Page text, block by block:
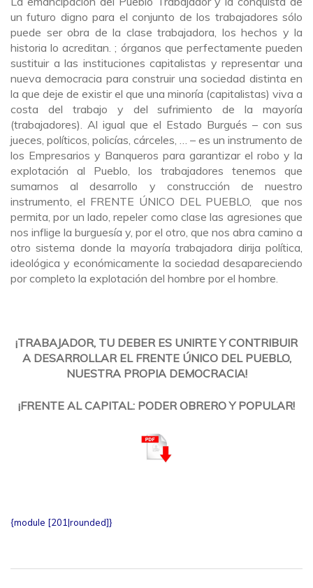
un futuro digno para el conjunto de los trabajadores sólo
puede ser obra de la clase trabajadora, los hechos y la
historia lo acreditan. ; órganos que perfectamente pueden
sustituir a las instituciones capitalistas y representar una
nueva democracia para construir una sociedad distinta en
la que deje de existir el que una minoría (capitalistas) viva a
costa del trabajo y del sufrimiento de la mayoría
(trabajadores). Al igual que el Estado Burgués – con sus
jueces, políticos, policías, cárceles, … – es un instrumento de
los Empresarios y Banqueros para garantizar el robo y la
explotación al Pueblo, los trabajadores tenemos que
sumarnos al desarrollo y construcción de nuestro
instrumento, el FRENTE ÚNICO DEL PUEBLO, que nos
permita, por un lado, repeler como clase las agresiones que
nos inflige la burguesía y, por el otro, que nos abra camino a
otro sistema donde la mayoría trabajadora dirija política,
ideológica y económicamente la sociedad desapareciendo
por completo la explotación del hombre por el hombre.
¡TRABAJADOR, TU DEBER ES UNIRTE Y CONTRIBUIR
A DESARROLLAR EL FRENTE ÚNICO DEL PUEBLO,
NUESTRA PROPIA DEMOCRACIA!
¡FRENTE AL CAPITAL: PODER OBRERO Y POPULAR!
{module [201|rounded]}